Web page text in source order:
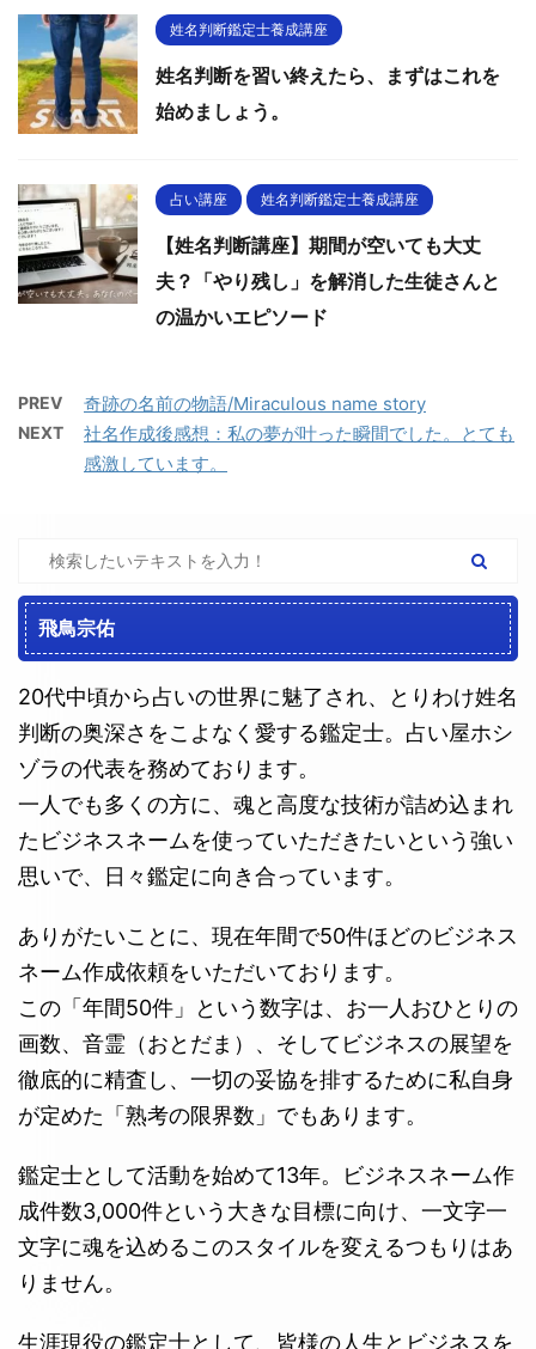
姓名判断鑑定士養成講座
姓名判断を習い終えたら、まずはこれを
始めましょう。
占い講座 姓名判断鑑定士養成講座
【姓名判断講座】期間が空いても大丈
夫？「やり残し」を解消した生徒さんと
の温かいエピソード
PREV 奇跡の名前の物語/Miraculous name story
NEXT
社名作成後感想：私の夢が叶った瞬間でした。とても
感激しています。
飛鳥宗佑
20代中頃から占いの世界に魅了され、とりわけ姓名
判断の奥深さをこよなく愛する鑑定士。占い屋ホシ
ゾラの代表を務めております。
一人でも多くの方に、魂と高度な技術が詰め込まれ
たビジネスネームを使っていただきたいという強い
思いで、日々鑑定に向き合っています。
ありがたいことに、現在年間で50件ほどのビジネス
ネーム作成依頼をいただいております。
この「年間50件」という数字は、お一人おひとりの
画数、音霊（おとだま）、そしてビジネスの展望を
徹底的に精査し、一切の妥協を排するために私自身
が定めた「熟考の限界数」でもあります。
鑑定士として活動を始めて13年。ビジネスネーム作
成件数3,000件という大きな目標に向け、一文字一
文字に魂を込めるこのスタイルを変えるつもりはあ
りません。
生涯現役の鑑定士として、皆様の人生とビジネスを